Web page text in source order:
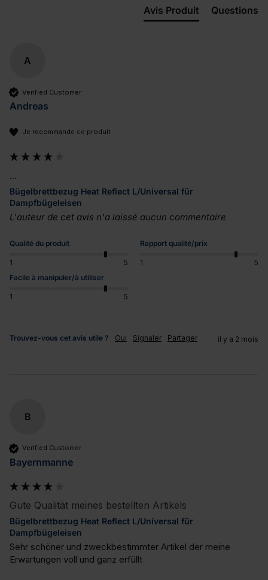
Avis Produit Questions
A
Verified Customer
Andreas
Je recommande ce produit
...
Bügelbrettbezug Heat Reflect L/Universal für
Dampfbügeleisen
L'auteur de cet avis n'a laissé aucun commentaire
Qualité du produit
1 5
Rapport qualité/prix
1
5
Facile à manipuler/à utiliser
1 5
Trouvez-vous cet avis utile ? Oui Signaler Partager il y a 2 mois
B
Verified Customer
Bayernmanne
Gute Qualität meines bestellten Artikels
Bügelbrettbezug Heat Reflect L/Universal für
Dampfbügeleisen
Sehr schöner und zweckbestimmter Artikel der meine
Erwartungen voll und ganz erfüllt